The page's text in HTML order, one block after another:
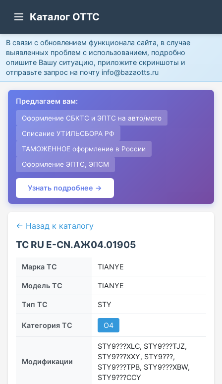
Каталог ОТТС
В связи с обновлением функционала сайта, в случае
выявленных проблем с использованием, подробно
опишите Вашу ситуацию, приложите скриншоты и
отправьте запрос на почту info@bazaotts.ru
Предлагаем вам:
Оформление СБКТС и ЭПТС на авто/мото
Списание УТИЛЬСБОРА РФ
ТАМОЖЕННОЕ оформление в России
Оформление ЭПТС, ЭПСМ
Узнать подробнее →
← Назад к каталогу
ТС RU Е-CN.АЖ04.01905
Марка ТС TIANYE
Модель ТС TIANYE
Тип ТС STY
Категория ТС O4
Модификации
STY9???XLC, STY9???TJZ,
STY9???XXY, STY9???,
STY9???TPB, STY9???XBW,
STY9???CCY